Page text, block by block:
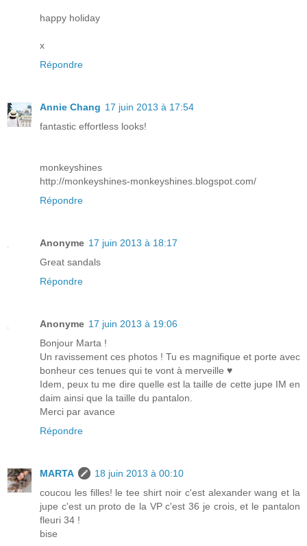
happy holiday
x
Répondre
Annie Chang 17 juin 2013 à 17:54
fantastic effortless looks!
monkeyshines
http://monkeyshines-monkeyshines.blogspot.com/
Répondre
Anonyme 17 juin 2013 à 18:17
Great sandals
Répondre
Anonyme 17 juin 2013 à 19:06
Bonjour Marta !
Un ravissement ces photos ! Tu es magnifique et porte avec
bonheur ces tenues qui te vont à merveille ♥
Idem, peux tu me dire quelle est la taille de cette jupe IM en
daim ainsi que la taille du pantalon.
Merci par avance
Répondre
MARTA
18 juin 2013 à 00:10
coucou les filles! le tee shirt noir c'est alexander wang et la
jupe c'est un proto de la VP c'est 36 je crois, et le pantalon
fleuri 34 !
bise